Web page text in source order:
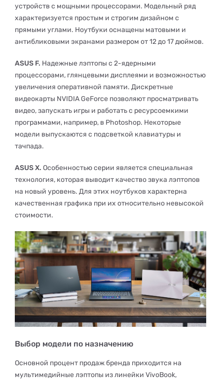
устройств с мощными процессорами. Модельный ряд
характеризуется простым и строгим дизайном с
прямыми углами. Ноутбуки оснащены матовыми и
антибликовыми экранами размером от 12 до 17 дюймов.
ASUS F. Надежные лэптопы с 2-ядерными
процессорами, глянцевыми дисплеями и возможностью
увеличения оперативной памяти. Дискретные
видеокарты NVIDIA GeForce позволяют просматривать
видео, запускать игры и работать с ресурсоемкими
программами, например, в Photoshop. Некоторые
модели выпускаются с подсветкой клавиатуры и
тачпада.
ASUS X. Особенностью серии является специальная
технология, которая выводит качество звука лэптопов
на новый уровень. Для этих ноутбуков характерна
качественная графика при их относительно невысокой
стоимости.
Выбор модели по назначению
Основной процент продаж бренда приходится на
мультимедийные лэптопы из линейки VivoBook,